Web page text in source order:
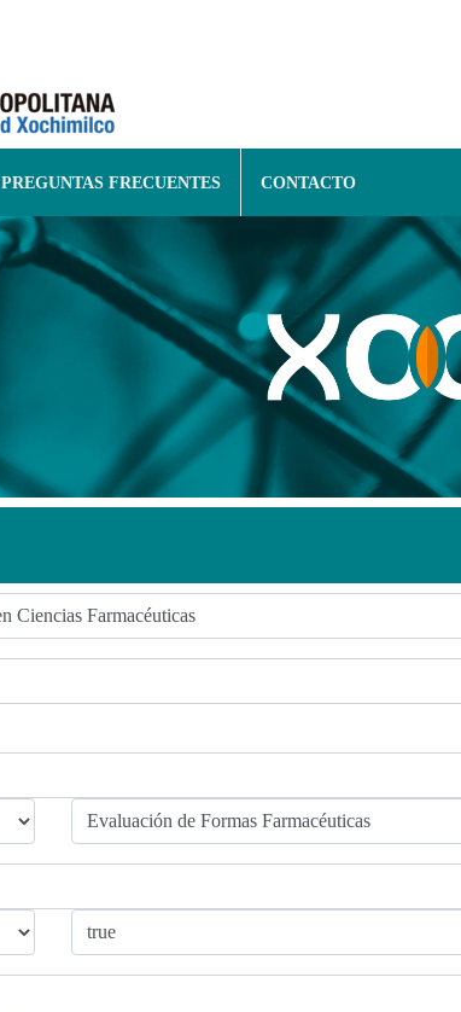
PREGUNTAS FRECUENTES CONTACTO